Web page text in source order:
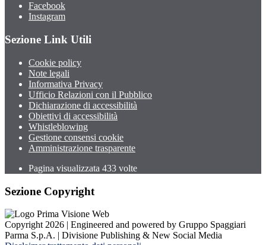
Facebook
Instagram
Sezione Link Utili
Cookie policy
Note legali
Informativa Privacy
Ufficio Relazioni con il Pubblico
Dichiarazione di accessibilità
Obiettivi di accessibilità
Whistleblowing
Gestione consensi cookie
Amministrazione trasparente
Pagina visualizzata 433 volte
Sezione Copyright
Copyright 2026 | Engineered and powered by Gruppo Spaggiari
Parma S.p.A. | Divisione Publishing & New Social Media